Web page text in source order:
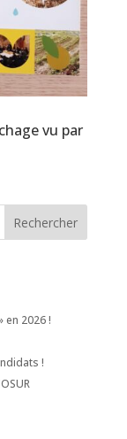
vu par
en 2026 !
!